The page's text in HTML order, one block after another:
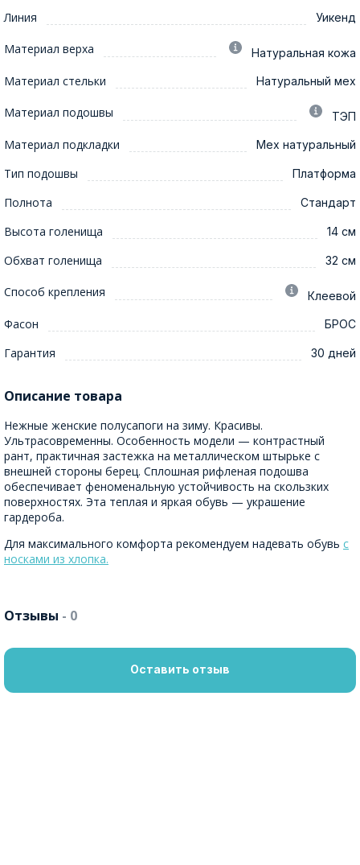
Линия Уикенд
Материал верха Натуральная кожа
Материал стельки Натуральный мех
Материал подошвы ТЭП
Материал подкладки Мех натуральный
Тип подошвы Платформа
Полнота Стандарт
Высота голенища 14 см
Обхват голенища 32 см
Способ крепления Клеевой
Фасон БРОС
Гарантия 30 дней
Описание товара
Нежные женские полусапоги на зиму. Красивы.
Ультрасовременны. Особенность модели — контрастный
рант, практичная застежка на металлическом штырьке с
внешней стороны берец. Сплошная рифленая подошва
обеспечивает феноменальную устойчивость на скользких
поверхностях. Эта теплая и яркая обувь — украшение
гардероба.
Для максимального комфорта рекомендуем надевать обувь с
носками из хлопка.
Отзывы - 0
Оставить отзыв